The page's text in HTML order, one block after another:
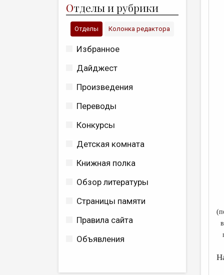
Отделы и рубрики
Отделы Колонка редактора
Избранное
Дайджест
Произведения
Переводы
Конкурсы
Детская комната
Книжная полка
Обзор литературы
Страницы памяти
Правила сайта
Объявления